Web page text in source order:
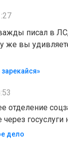
писал в
же вы
отделение
госуслуги
дело